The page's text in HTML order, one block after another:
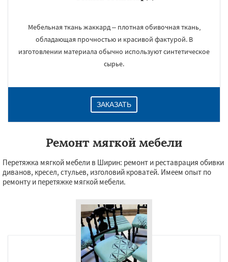
Мебельная ткань жаккард – плотная обивочная ткань,
обладающая прочностью и красивой фактурой. В
изготовлении материала обычно используют синтетическое
сырье.
ЗАКАЗАТЬ
Ремонт мягкой мебели
Перетяжка мягкой мебели в Ширин: ремонт и реставрация обивки
диванов, кресел, стульев, изголовий кроватей. Имеем опыт по
ремонту и перетяжке мягкой мебели.